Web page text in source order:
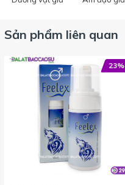
Sản phẩm liên quan
23%